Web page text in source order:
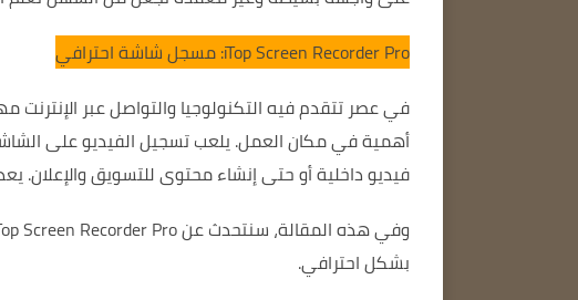
iTop Screen Recorder Pro: مسجل شاشة احترافي
في عصر تتقدم فيه التكنولوجيا والتواصل عبر الإنترنت
أهمية في مكان العمل.يلعب تسجيل الفيديو على
فيديو داخلية أو حتى إنشاء محتوى للتسويق والإعلان.
بشكل احترافي.